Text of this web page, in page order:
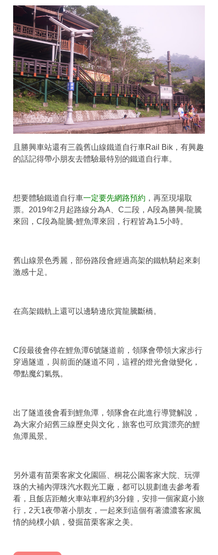
且勝興車站還有三義舊山線鐵道自行車Rail Bik，有興趣
的話記得帶小朋友去體驗最特別的鐵道自行車。
想要體驗鐵道自行車一定要先網路預約 ，再至現場取
票。2019年2月起路線分為A、C二段，A段為勝興-龍騰
來回，C段為龍騰-鯉魚潭來回，行程皆為1.5小時。
舊山線景色秀麗，部份路段會經過高架的鐵軌騎起來刺
激感十足。
在高架鐵軌上還可以邊騎邊欣賞龍騰斷橋。
C段最後會停在鯉魚潭6號隧道前，領隊會帶領大家步行
穿過隧道，與前面的隧道不同，這裡的燈光會做變化，
帶點魔幻氣氛。
出了隧道後會看到鯉魚潭，領隊會在此進行導覽解說，
為大家介紹舊三線歷史與文化，旅客也可欣賞漂亮的鯉
魚潭風景。
另外還有苗栗客家文化園區、桐花公園客家大院、玩彈
珠的大補內彈珠汽水觀光工廠，都可以規劃進去參考看
看，且飯店距離火車站車程約3分鐘，安排一個家庭小旅
行，2天1夜帶著小朋友，一起來到這個有著濃濃客家風
情的純樸小鎮，發掘苗栗客家之美。